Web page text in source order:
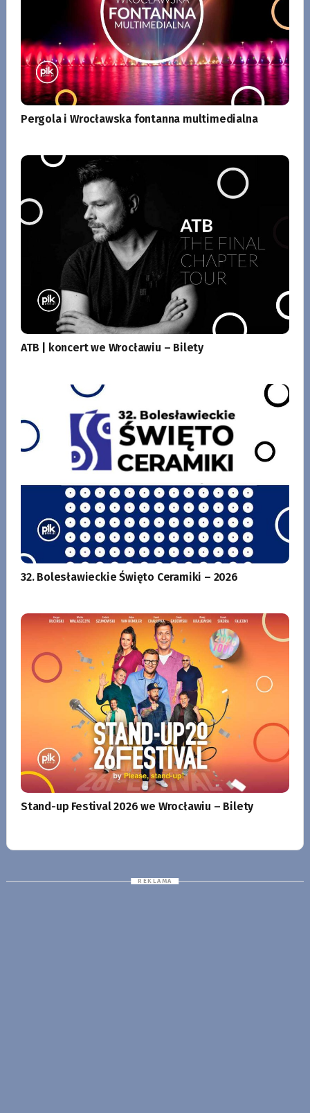
Pergola i Wrocławska fontanna multimedialna
ATB | koncert we Wrocławiu – Bilety
32. Bolesławieckie Święto Ceramiki – 2026
Stand-up Festival 2026 we Wrocławiu – Bilety